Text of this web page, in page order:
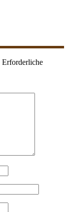
Erforderliche